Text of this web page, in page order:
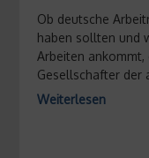
Ob deutsche
haben sollten und
Arbeiten
Gesellschafter der
Weiterlesen